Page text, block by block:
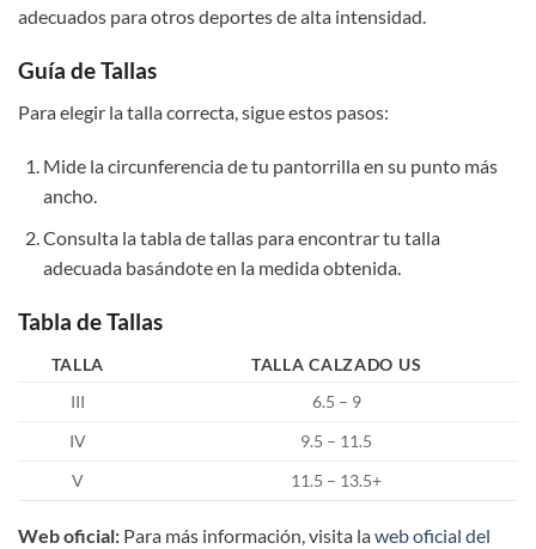
adecuados para otros deportes de alta intensidad.
Guía de Tallas
Para elegir la talla correcta, sigue estos pasos:
Mide la circunferencia de tu pantorrilla en su punto más
ancho.
Consulta la tabla de tallas para encontrar tu talla
adecuada basándote en la medida obtenida.
Tabla de Tallas
TALLA
TALLA CALZADO US
III
6.5 – 9
IV
9.5 – 11.5
V
11.5 – 13.5+
Web oficial: Para más información, visita laweb oficial del